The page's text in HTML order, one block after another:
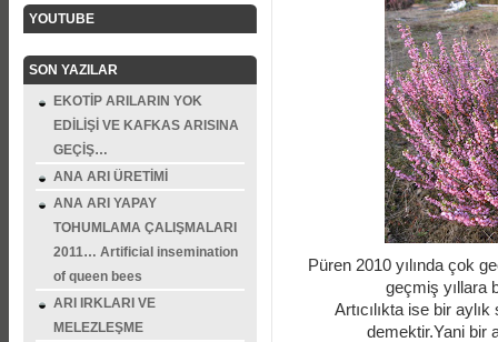
YOUTUBE
SON YAZILAR
EKOTİP ARILARIN YOK
EDİLİŞİ VE KAFKAS ARISINA
GEÇİŞ…
ANA ARI ÜRETİMİ
ANA ARI YAPAY
TOHUMLAMA ÇALIŞMALARI
2011… Artificial insemination
of queen bees
ARI IRKLARI VE
MELEZLEŞME
Püren 2010 yılında çok
geçmiş yıllara
Artıcılıkta ise bir
demektir.Yani bir